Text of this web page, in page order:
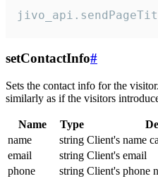
setContactInfo#
Sets the contact info for the
similarly as if the visitors
Name Type
name
string Client's name
email
string Client's email
phone
string Client's phone